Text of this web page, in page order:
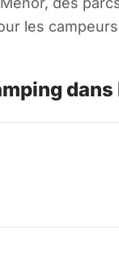
les